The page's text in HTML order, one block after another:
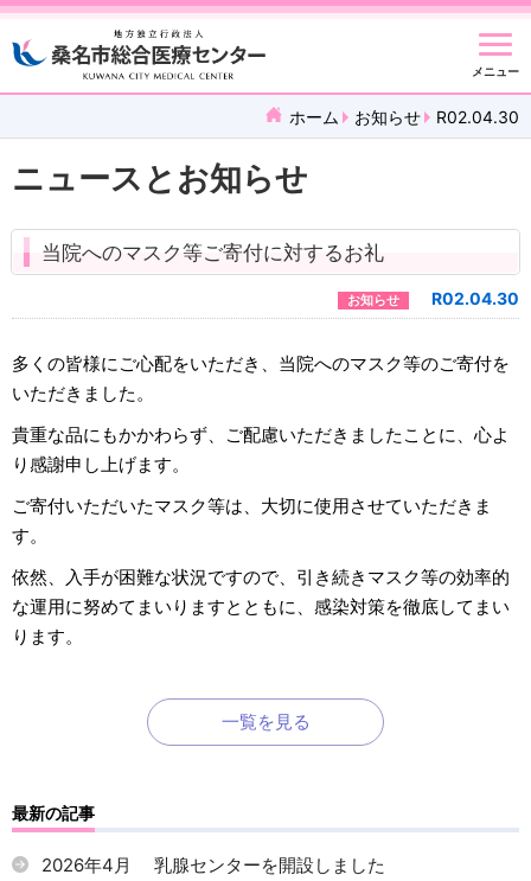
メニュー
ホーム お知らせ R02.04.30
ニュースとお知らせ
当院へのマスク等ご寄付に対するお礼
お知らせ R02.04.30
多くの皆様にご心配をいただき、当院へのマスク等のご寄付を
いただきました。
貴重な品にもかかわらず、ご配慮いただきましたことに、心よ
り感謝申し上げます。
ご寄付いただいたマスク等は、大切に使用させていただきま
す。
依然、入手が困難な状況ですので、引き続きマスク等の効率的
な運用に努めてまいりますとともに、感染対策を徹底してまい
ります。
一覧を見る
最新の記事
2026年4月 乳腺センターを開設しました